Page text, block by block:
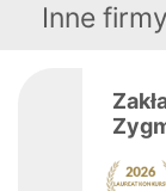
Inne